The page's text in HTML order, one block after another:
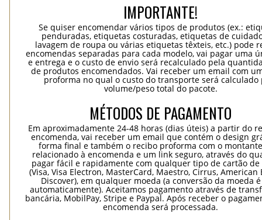
IMPORTANTE!
Se quiser encomendar vários tipos de produtos (ex.:
penduradas, etiquetas costuradas, etiquetas de
lavagem de roupa ou várias etiquetas têxteis, etc.) pode
encomendas separadas para cada modelo, vai pagar uma
e entrega e o custo de envio será recalculado pela
de produtos encomendados. Vai receber um email com
proforma no qual o custo do transporte será calculado
volume/peso total do pacote.
MÉTODOS DE PAGAMENTO
Em aproximadamente 24-48 horas (dias úteis) a partir do
encomenda, vai receber um email que contém o design
forma final e também o recibo proforma com o
relacionado à encomenda e um link seguro, através do
pagar fácil e rapidamente com qualquer tipo de cartão
(Visa, Visa Electron, MasterCard, Maestro, Cirrus, American
Discover), em qualquer moeda (a conversão da moeda
automaticamente). Aceitamos pagamento através de
bancária, MobilPay, Stripe e Paypal. Após receber o
encomenda será processada.